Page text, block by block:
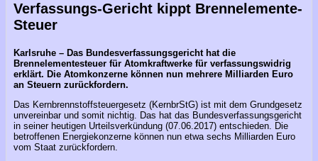
Verfassungs-Gericht kippt Brennelemente-
Steuer
Karlsruhe – Das Bundesverfassungsgericht hat die
Brennelementesteuer für Atomkraftwerke für verfassungswidrig
erklärt. Die Atomkonzerne können nun mehrere Milliarden Euro
an Steuern zurückfordern.
Das Kernbrennstoffsteuergesetz (KernbrStG) ist mit dem Grundgesetz
unvereinbar und somit nichtig. Das hat das Bundesverfassungsgericht
in seiner heutigen Urteilsverkündung (07.06.2017) entschieden. Die
betroffenen Energiekonzerne können nun etwa sechs Milliarden Euro
vom Staat zurückfordern.